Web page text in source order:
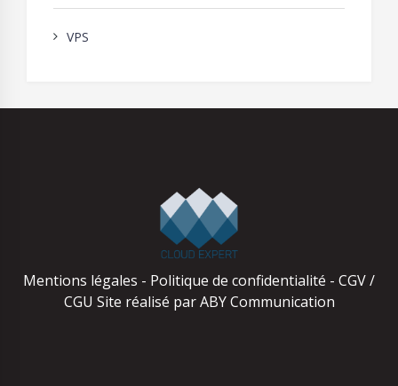
VPS
Mentions légales - Politique de confidentialité - CGV /
CGU Site réalisé parABY Communication